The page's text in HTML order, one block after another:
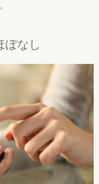
ぼなし